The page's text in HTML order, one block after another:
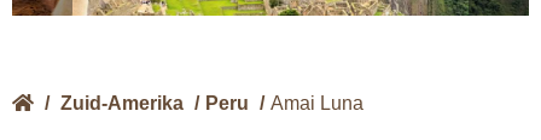
/ Zuid-Amerika / Peru / Amai Luna